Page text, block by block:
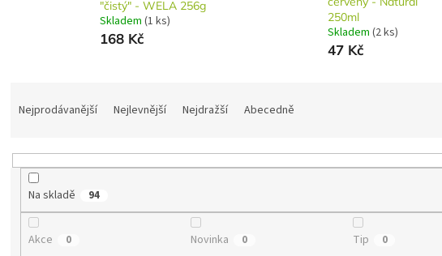
"čistý" - WELA 256g
Skladem (1 ks)
168 Kč
250ml
Skladem (2 ks)
47 Kč
a
n
Nejprodávanější Nejlevnější Nejdražší Abecedně
Na skladě 94
Akce 0 Novinka 0 Tip 0